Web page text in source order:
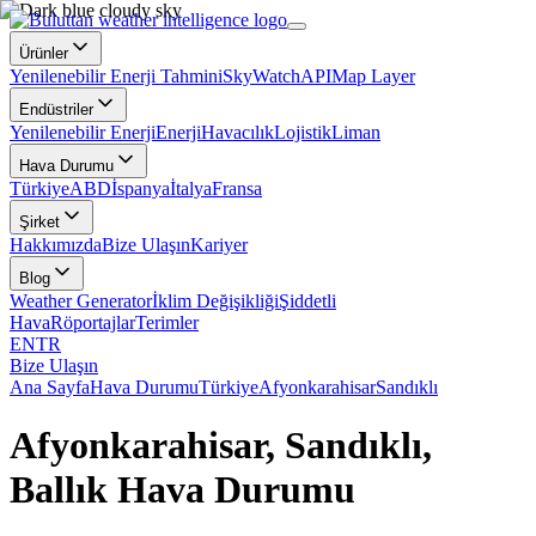
Ürünler
Yenilenebilir Enerji TahminiSkyWatchAPIMap Layer
Endüstriler
Yenilenebilir EnerjiEnerjiHavacılıkLojistikLiman
Hava Durumu
TürkiyeABDİspanyaİtalyaFransa
Şirket
HakkımızdaBize UlaşınKariyer
Blog
Weather Generatorİklim DeğişikliğiŞiddetli
HavaRöportajlarTerimler
ENTR
Bize Ulaşın
Ana SayfaHava DurumuTürkiyeAfyonkarahisarSandıklı
Afyonkarahisar, Sandıklı,
Ballık Hava Durumu